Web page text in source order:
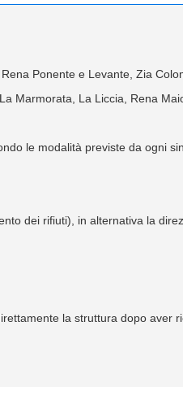
Ponente e Levante, Zia
Marmorata, La Liccia, Rena
le modalità previste da ogni
dei rifiuti), in alternativa la
la struttura dopo aver